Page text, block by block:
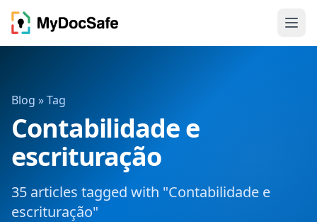
Blog » Tag
Contabilidade e
escrituração
35 articles tagged with "Contabilidade e
escrituração"